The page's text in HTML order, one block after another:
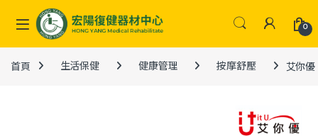
Skip to navigation
Skip to content
0
首頁 生活保健 健康管理 按摩舒壓 艾你